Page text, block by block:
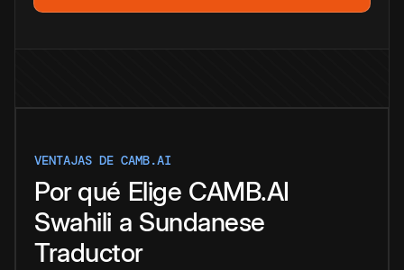
VENTAJAS DE CAMB.AI
Por qué Elige CAMB.AI
Swahili a Sundanese
Traductor